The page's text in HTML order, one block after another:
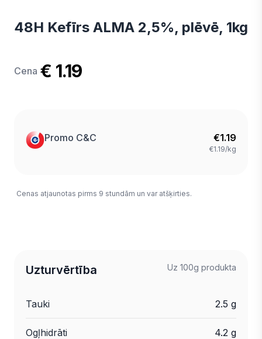
48H Kefīrs ALMA 2,5%, plēvē, 1kg
Cena € 1.19
Promo C&C €1.19
€1.19/kg
Cenas atjaunotas pirms 9 stundām un var atšķirties.
Uzturvērtība Uz 100g produkta
Tauki 2.5 g
Ogļhidrāti 4.2 g